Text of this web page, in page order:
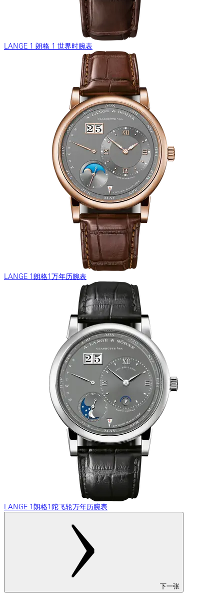
LANGE 1 朗格 1 世界时腕表
LANGE 1朗格1万年历腕表
LANGE 1朗格1陀飞轮万年历腕表
下一张